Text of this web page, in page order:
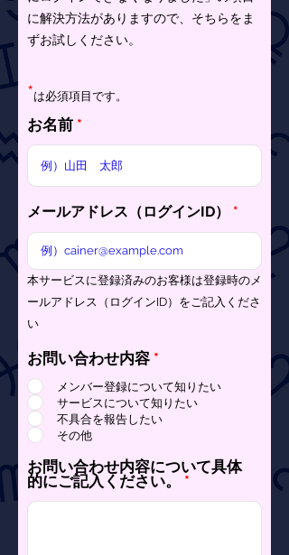
に解決方法がありますので、そちらをま
ずお試しください。
*は必須項目です。
お名前
メールアドレス（ログインID）
​本サービスに登録済みのお客様は登録時のメ
ールアドレス（ログインID）をご記入くださ
い
お問い合わせ内容 *
メンバー登録について知りたい
サービスについて知りたい
不具合を報告したい
その他
お問い合わせ内容について具体
的にご記入ください。